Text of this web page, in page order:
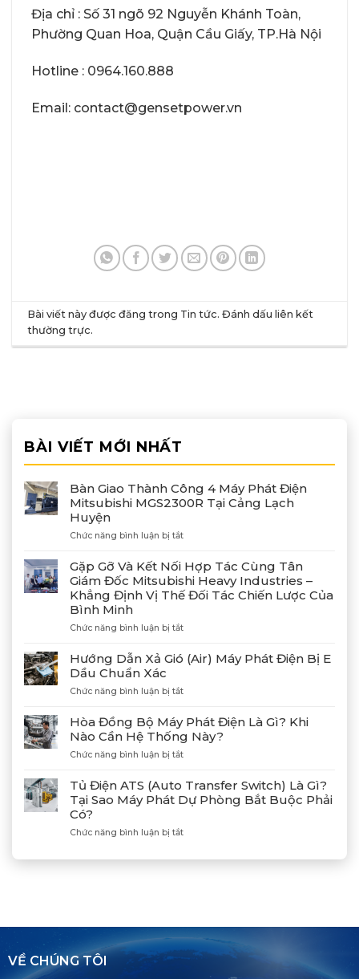
Địa chỉ : Số 31 ngõ 92 Nguyễn Khánh Toàn,
Phường Quan Hoa, Quận Cầu Giấy, TP.Hà Nội
Hotline : 0964.160.888
Email: contact@gensetpower.vn
Bài viết này được đăng trong Tin tức. Đánh dấu liên kết
thường trực.
BÀI VIẾT MỚI NHẤT
Bàn Giao Thành Công 4 Máy Phát Điện
Mitsubishi MGS2300R Tại Cảng Lạch
Huyện
Chức năng bình luận bị tắtở
Giao
Thành
Công
4
Phát
MGS2300R
Cảng
Gặp Gỡ Và Kết Nối Hợp Tác Cùng Tân
Giám Đốc Mitsubishi Heavy Industries –
Khẳng Định Vị Thế Đối Tác Chiến Lược Của
Bình Minh
Chức năng bình luận bị tắtở
Gỡ
Và
Nối
Tác
Cùng
Tân
Giám
Mitsubishi
Heavy
Industries
Khẳng
Vị
Của
Bình
Minh
Hướng Dẫn Xả Gió (Air) Máy Phát Điện Bị E
Dầu Chuẩn Xác
Chức năng bình luận bị tắtở
Dẫn
Xả
Gió
(Air)
Phát
Điện
Bị
Dầu
Xác
Hòa Đồng Bộ Máy Phát Điện Là Gì? Khi
Nào Cần Hệ Thống Này?
Chức năng bình luận bị tắtở
Đồng
Bộ
Máy
Điện
Tủ Điện ATS (Auto Transfer Switch) Là Gì?
Tại Sao Máy Phát Dự Phòng Bắt Buộc Phải
Có?
Chức năng bình luận bị tắtở
Điện
Tại
Sao
VỀ CHÚNG TÔI